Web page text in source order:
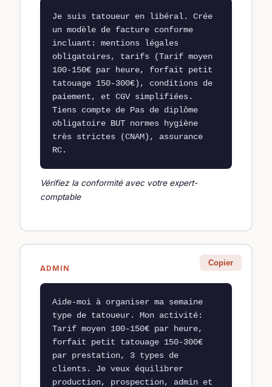
Je suis tatoueur en libéral. Crée
un modèle de facture conforme
incluant: mentions légales
obligatoires, tarifs (Tarif moyen
100-150€ par heure, forfait petit
tatouage 150-300€), conditions de
paiement, et CGV simplifiées.
Tiens compte de Pas de diplôme
obligatoire BUT normes hygiène
très strictes (CNAM), assurance
RC.
Vérifiez la conformité avec votre expert-
comptable
ADMIN
Copier
Aide-moi à organiser ma semaine
type de tatoueur. Mon activité:
Tarif moyen 100-150€ par heure,
forfait petit tatouage 150-300€
par prestation, 3 types de
clients. Je veux équilibrer
production, prospection, admin et